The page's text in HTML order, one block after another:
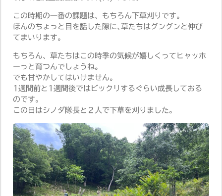
この時期の一番の課題は、もちろん下草刈りです。
ほんのちょっと目を話した隙に､草たちはグングンと伸び
てまいります。
もちろん、草たちはこの時季の気候が嬉しくってヒャッホ
ーっと育つんでしょうね。
でも甘やかしてはいけません。
1週間前と1週間後ではビックリするぐらい成長しておる
のです。
この日はシノダ隊長と２人で下草を刈りました。